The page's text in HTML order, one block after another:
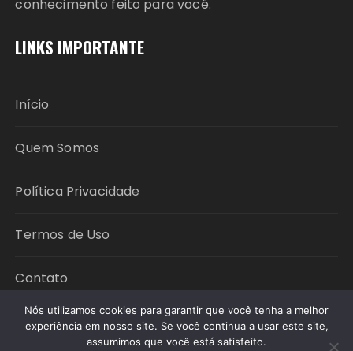
conhecimento feito para você.
LINKS IMPORTANTE
Início
Quem Somos
Política Privacidade
Termos de Uso
Contato
Copyright © 2026 Política em Foco. All rights
Nós utilizamos cookies para garantir que você tenha a melhor
experiência em nosso site. Se você continua a usar este site,
assumimos que você está satisfeito.